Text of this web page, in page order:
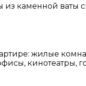
каменной ваты
жилые
кинотеатры,